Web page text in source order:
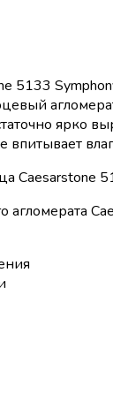
5133
ярко
Caesarstone